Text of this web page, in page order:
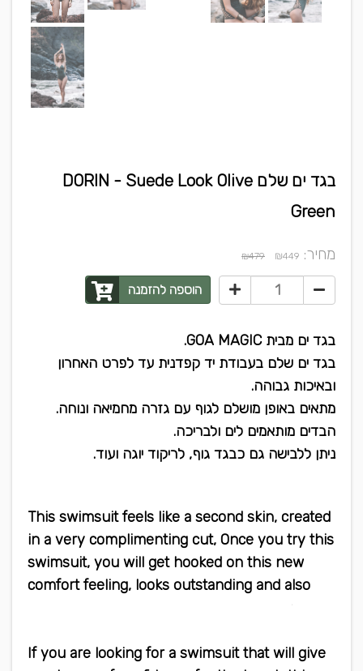
בגד ים שלם DORIN - Suede Look Olive
Green
מחיר: ₪449
₪479
הוספה להזמנה
בגד ים מבית GOA MAGIC.
בגד ים שלם בעבודת יד קפדנית עד לפרט האחרון
ובאיכות גבוהה.
מתאים באופן מושלם לגוף עם גזרה מחמיאה ונוחה.
הבדים מותאמים לים ולבריכה.
ניתן ללבישה גם כבגד גוף, לריקוד יוגה ועוד.
This swimsuit feels like a second skin, created
in a very complimenting cut, Once you try this
swimsuit, you will get hooked on this new
comfort feeling, looks outstanding and also
If you are looking for a swimsuit that will give